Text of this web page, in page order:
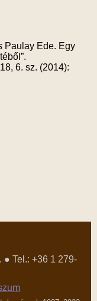
Paulay Ede. Egy
6. sz. (2014):
● Tel.: +36 1 279-